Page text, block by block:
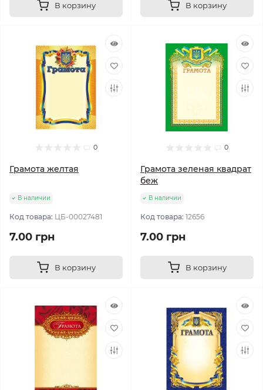
В корзину В корзину
0
Грамота желтая
В наличии
Код товара: ЦБ-00027481
7.00 грн
В корзину
0
Грамота зеленая квадрат
беж
В наличии
Код товара: 12656
7.00 грн
В корзину